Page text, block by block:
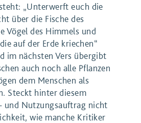
„Unterwerft euch die
über die Fische des
Vögel des Himmels und
auf der Erde kriechen“
im nächsten Vers übergibt
auch noch alle Pflanzen
dem Menschen als
Steckt hinter diesem
und Nutzungsauftrag nicht
wie manche Kritiker